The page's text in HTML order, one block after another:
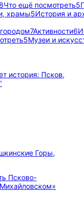
Что ещё посмотреть5
храмы5История и
7Активности6
5Музеи и
Горы,
Псково-